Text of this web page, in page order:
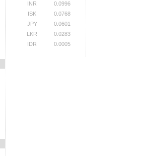
INR
0.0996
ISK
0.0768
JPY
0.0601
LKR
0.0283
IDR
0.0005